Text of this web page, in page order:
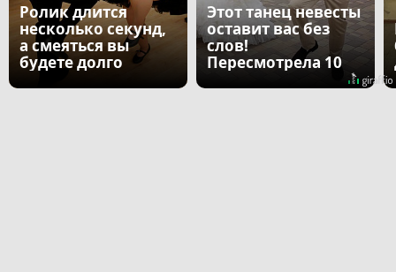
Ролик длится
несколько секунд,
а смеяться вы
будете долго
Этот танец невесты
оставит вас без
слов!
Пересмотрела 10